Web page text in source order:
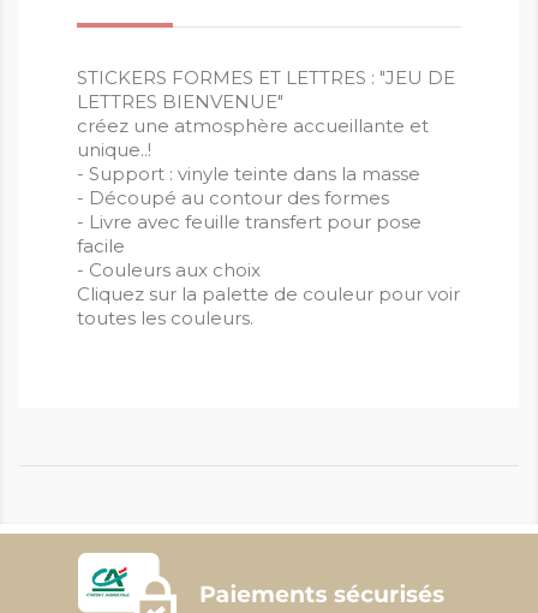
STICKERS FORMES ET LETTRES : "JEU DE
LETTRES BIENVENUE"
créez une atmosphère accueillante et
unique..!
- Support : vinyle teinte dans la masse
- Découpé au contour des formes
- Livre avec feuille transfert pour pose
facile
- Couleurs aux choix
Cliquez sur la palette de couleur pour voir
toutes les couleurs.